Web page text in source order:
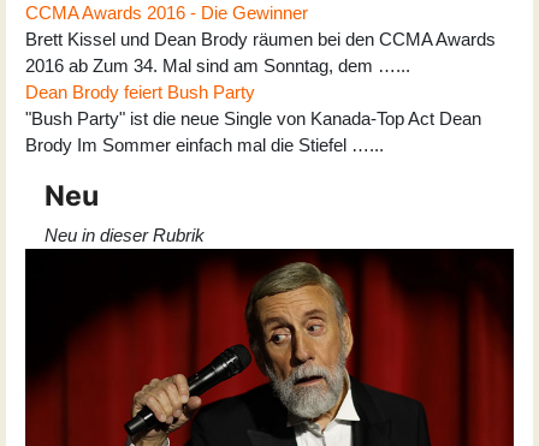
CCMA Awards 2016 - Die Gewinner
Brett Kissel und Dean Brody räumen bei den CCMA Awards
2016 ab Zum 34. Mal sind am Sonntag, dem …...
Dean Brody feiert Bush Party
"Bush Party" ist die neue Single von Kanada-Top Act Dean
Brody Im Sommer einfach mal die Stiefel …...
Neu
Neu in dieser Rubrik